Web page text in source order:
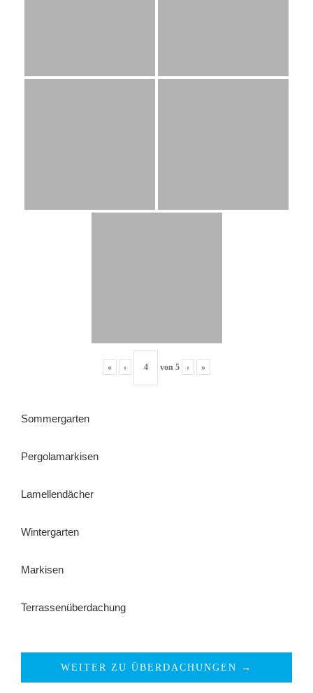
« ‹ von 5 › »
Sommergarten
Pergolamarkisen
Lamellendächer
Wintergarten
Markisen
Terrassenüberdachung
WEITER ZU ÜBERDACHUNGEN →